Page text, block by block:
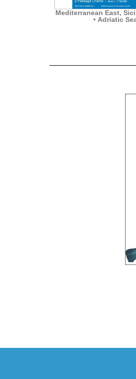
Mediterranean East,
• Adriatic